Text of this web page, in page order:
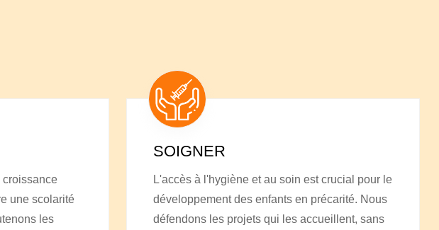
croissance
une scolarité
les
SOIGNER
L'accès à l'hygiène et au soin est crucial pour le
développement des enfants en précarité. Nous
défendons les projets qui les accueillent, sans